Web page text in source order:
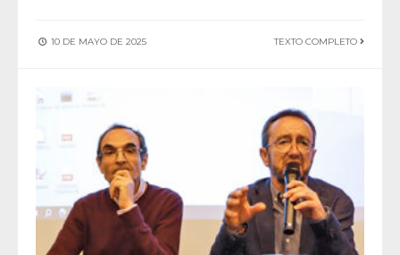
10 DE MAYO DE 2025 TEXTO COMPLETO